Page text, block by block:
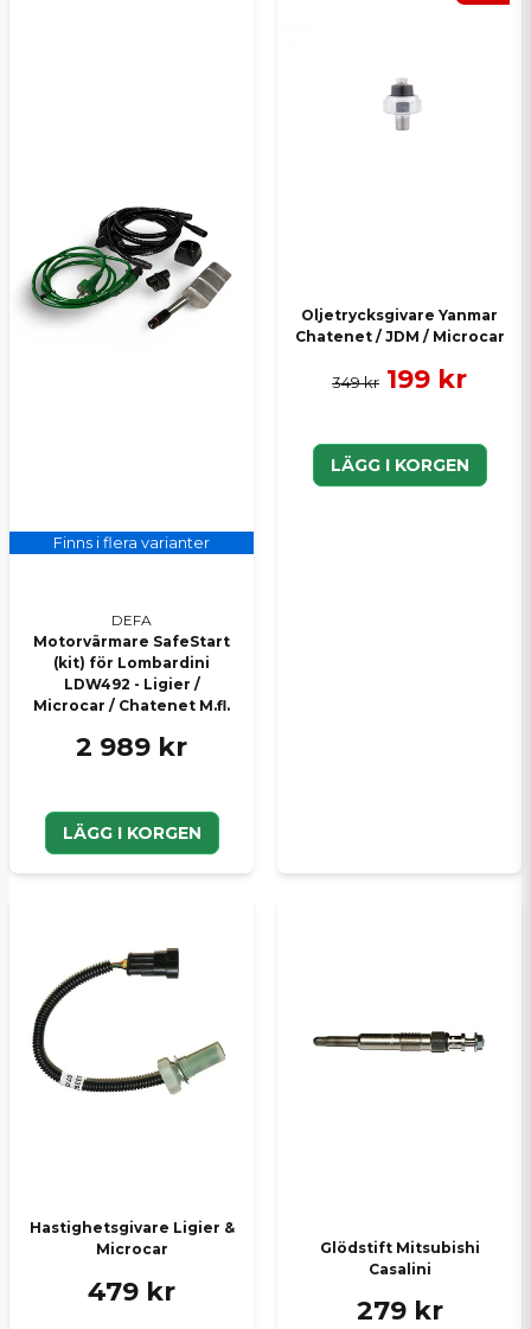
Finns i flera varianter
DEFA
Motorvärmare SafeStart
(kit) för Lombardini
LDW492 - Ligier /
Microcar / Chatenet M.fl.
2 989 kr
LÄGG I KORGEN
Oljetrycksgivare Yanmar
Chatenet / JDM / Microcar
349 kr 199 kr
LÄGG I KORGEN
Hastighetsgivare Ligier &
Microcar
479 kr
Glödstift Mitsubishi
Casalini
279 kr
Skicka en fråga